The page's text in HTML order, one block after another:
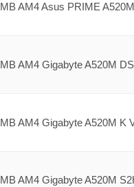
MB AM4 Asus PRIME
MB AM4 Gigabyte A520M
MB AM4 Gigabyte A520M K
MB AM4 Gigabyte A520M